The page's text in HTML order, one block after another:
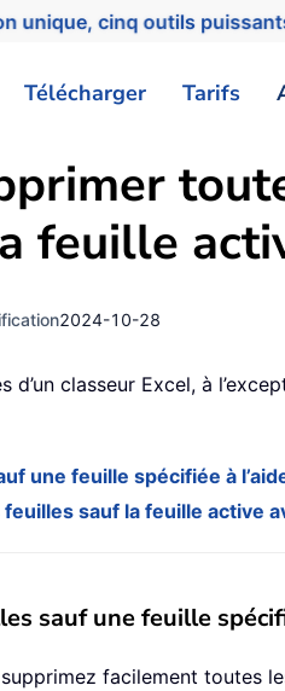
unique, cinq outils
Télécharger Tarifs
feuille
2024-10-28
d’un classeur Excel, à
une feuille spécifiée à
sauf la feuille active
sauf une feuille
facilement toutes